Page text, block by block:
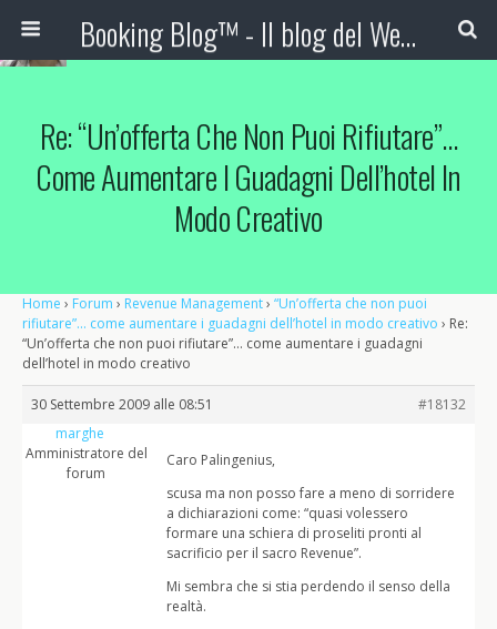
Booking Blog™ - Il blog del Web Marketing Turistico
Re: “Un’offerta Che Non Puoi Rifiutare”…
Come Aumentare I Guadagni Dell’hotel In
Modo Creativo
Home › Forum › Revenue Management› “Un’offerta che non puoi
rifiutare”… come aumentare i guadagni dell’hotel in modo creativo › Re:
“Un’offerta che non puoi rifiutare”… come aumentare i guadagni
dell’hotel in modo creativo
30 Settembre 2009 alle 08:51
#18132
marghe
Amministratore del
forum
Caro Palingenius,
scusa ma non posso fare a meno di sorridere
a dichiarazioni come: “quasi volessero
formare una schiera di proseliti pronti al
sacrificio per il sacro Revenue”.
Mi sembra che si stia perdendo il senso della
realtà.